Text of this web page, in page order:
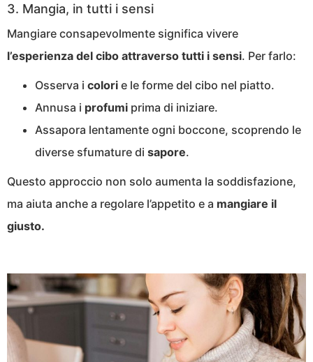
3. Mangia, in tutti i sensi
Mangiare consapevolmente significa vivere
l’esperienza del cibo attraverso tutti i sensi. Per farlo:
Osserva i colori e le forme del cibo nel piatto.
Annusa i profumi prima di iniziare.
Assapora lentamente ogni boccone, scoprendo le
diverse sfumature di sapore.
Questo approccio non solo aumenta la soddisfazione,
ma aiuta anche a regolare l’appetito e a mangiare il
giusto.